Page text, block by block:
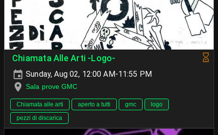
Chiamata Alle Arti -Logo-
Sunday, Aug 02, 12:00 AM-11:55 PM
Sala prove GMC
Chiamata alle arti aperto a tutti gmc
logo
pezzi di discarica